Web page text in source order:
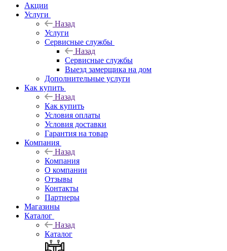
Акции
Услуги
Назад
Услуги
Сервисные службы
Назад
Сервисные службы
Выезд замерщика на дом
Дополнительные услуги
Как купить
Назад
Как купить
Условия оплаты
Условия доставки
Гарантия на товар
Компания
Назад
Компания
О компании
Отзывы
Контакты
Партнеры
Магазины
Каталог
Назад
Каталог